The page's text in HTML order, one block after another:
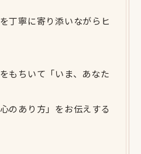
丁寧に寄り添いながらヒ
もちいて「いま、あなた
のあり方」をお伝えする